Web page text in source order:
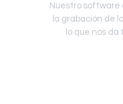
Nuestro software
la grabación de
lo que nos